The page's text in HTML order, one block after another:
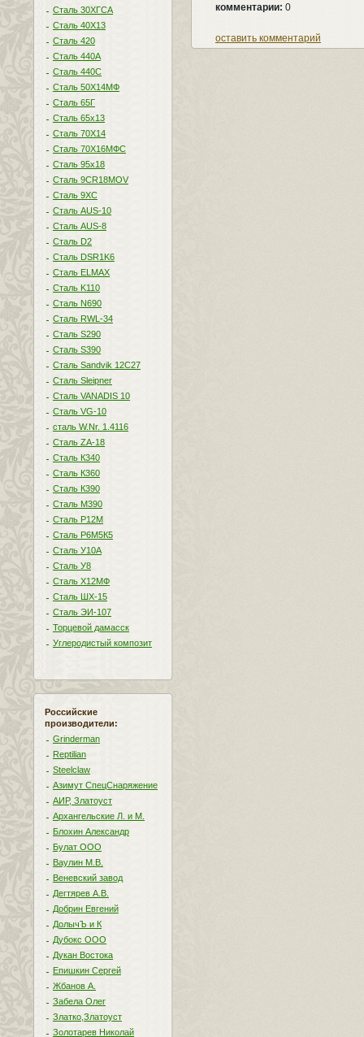
Сталь 30ХГСА
Сталь 40Х13
Сталь 420
Сталь 440A
Сталь 440С
Сталь 50Х14МФ
Сталь 65Г
Сталь 65х13
Сталь 70Х14
Сталь 70Х16МФС
Сталь 95х18
Сталь 9CR18MOV
Сталь 9ХС
Сталь AUS-10
Сталь AUS-8
Сталь D2
Сталь DSR1K6
Сталь ELMAX
Сталь K110
Сталь N690
Сталь RWL-34
Сталь S290
Сталь S390
Сталь Sandvik 12C27
Сталь Sleipner
Сталь VANADIS 10
Сталь VG-10
сталь W.Nr. 1.4116
Сталь ZA-18
Сталь К340
Сталь К360
Сталь К390
Сталь М390
Сталь Р12М
Сталь Р6М5К5
Сталь У10А
Сталь У8
Сталь Х12МФ
Сталь ШХ-15
Сталь ЭИ-107
Торцевой дамасск
Углеродистый композит
Российские
производители:
Grinderman
Reptilian
Steelclaw
Азимут СпецСнаряжение
АИР, Златоуст
Архангельские Л. и М.
Блохин Александр
Булат ООО
Ваулин М.В.
Веневский завод
Дегтярев А.В.
Добрин Евгений
ДолычЪ и К
Дубокс ООО
Дукан Востока
Епишкин Сергей
Жбанов А.
Забела Олег
Златко,Златоуст
Золотарев Николай
комментарии: 0
оставить комментарий